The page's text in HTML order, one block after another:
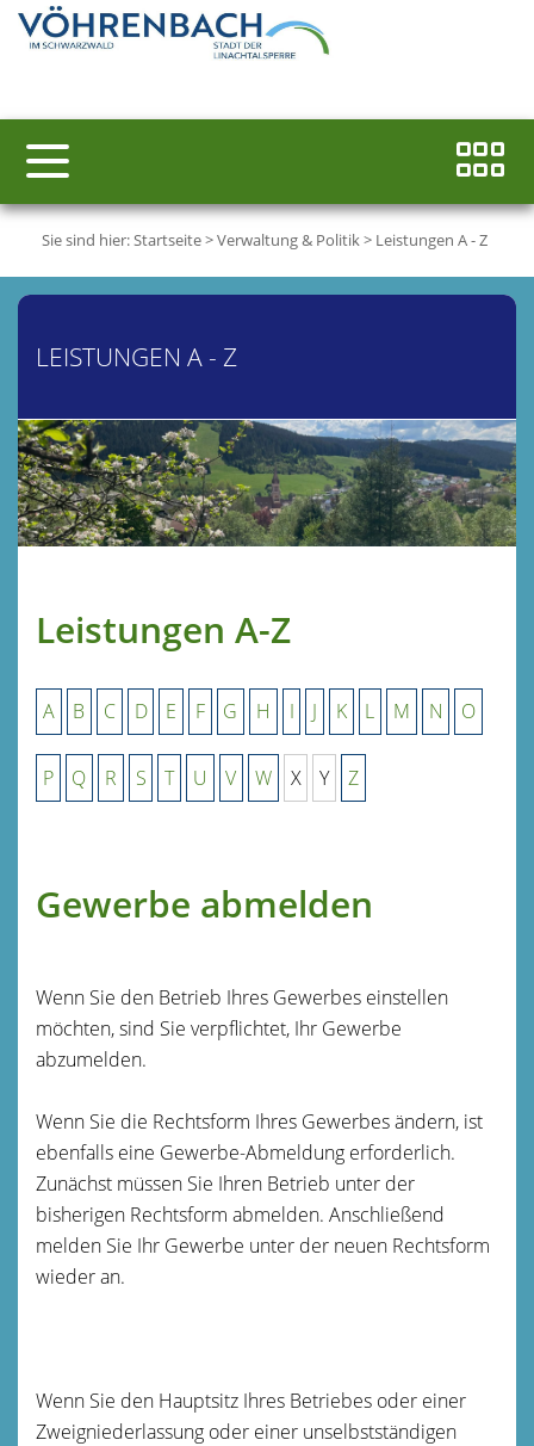
Sie sind hier:Startseite>Verwaltung & Politik> Leistungen A - Z
LEISTUNGEN A - Z
Leistungen A-Z
A B C D E F G H I J K L M N O
P Q R S T U V W X Y Z
Gewerbe abmelden
Wenn Sie den Betrieb Ihres Gewerbes einstellen
möchten, sind Sie verpflichtet, Ihr Gewerbe
abzumelden.
Wenn Sie die Rechtsform Ihres Gewerbes ändern, ist
ebenfalls eine Gewerbe-Abmeldung erforderlich.
Zunächst müssen Sie Ihren Betrieb unter der
bisherigen Rechtsform abmelden. Anschließend
melden Sie Ihr Gewerbe unter der neuen Rechtsform
wieder an.
Wenn Sie den Hauptsitz Ihres Betriebes oder einer
Zweigniederlassung oder einer unselbstständigen